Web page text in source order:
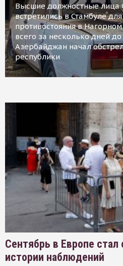
Высшие должностные лица
встретились в Стамбуле
противостояния в
всего за несколько дней до
Азербайджан начал
республики
Сентябрь в Европе
истории наблюдений